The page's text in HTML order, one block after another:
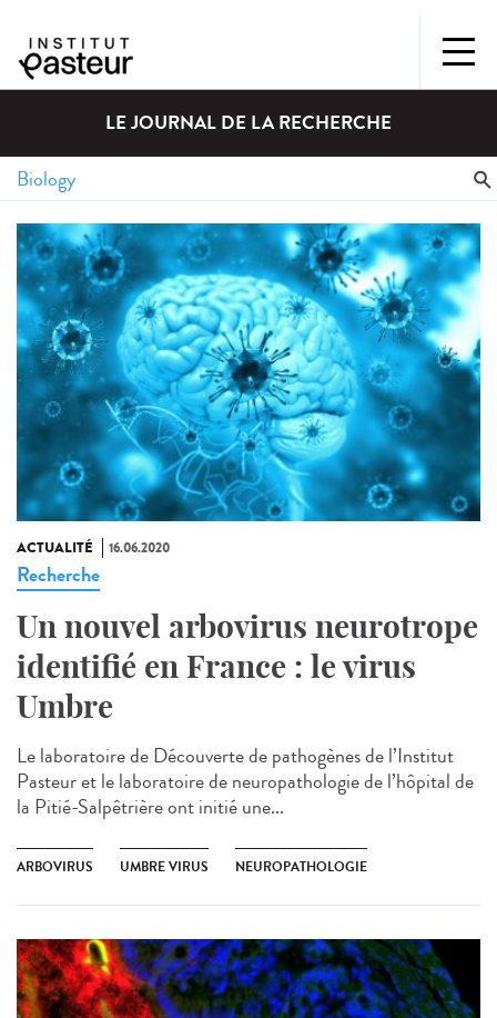
LE JOURNAL DE LA RECHERCHE
ACTUALITÉ 16.06.2020
Recherche
Un nouvel arbovirus neurotrope
identifié en France : le virus
Umbre
Le laboratoire de Découverte de pathogènes de l’Institut
Pasteur et le laboratoire de neuropathologie de l’hôpital de
la Pitié-Salpêtrière ont initié une...
ARBOVIRUS UMBRE VIRUS NEUROPATHOLOGIE